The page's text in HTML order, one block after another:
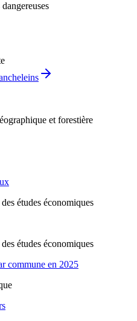
et forestière
études économiques
études économiques
commune en 2025